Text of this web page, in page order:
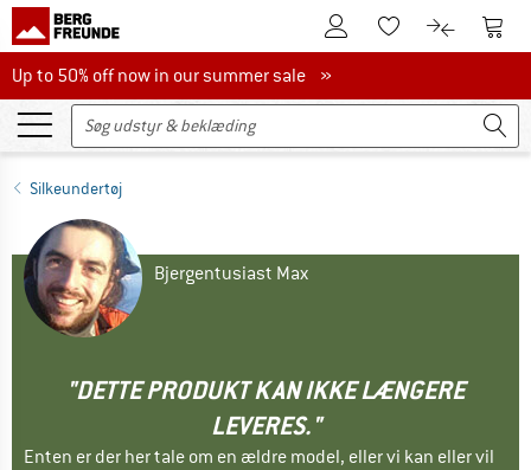
Til kundekontoenTil huskesedlen.
Til Til
Up to 50% off now in our summer sale
Up to 50% off now in our summer sale »
Silkeundertøj
Bjergentusiast Max
"DETTE PRODUKT KAN IKKE LÆNGERE
LEVERES."
Enten er der her tale om en ældre model, eller vi kan eller vil